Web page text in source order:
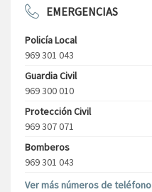
EMERGENCIAS
Policía Local
969 301 043
Guardia Civil
969 300 010
Protección Civil
969 307 071
Bomberos
969 301 043
Ver más números de teléfono